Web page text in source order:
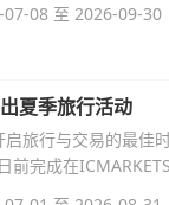
08 至 2026-09-30
夏季旅行活动
旅行与交易的最佳
前完成在